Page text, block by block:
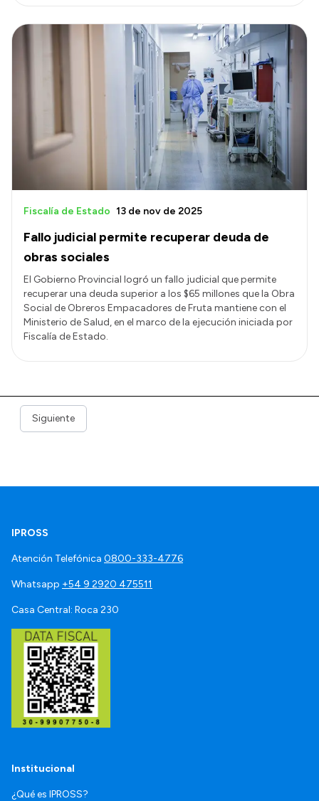
Fallo judicial permite recuperar deuda de
obras sociales
Fiscalía de Estado 13 de nov de 2025
El Gobierno Provincial logró un fallo judicial que permite
recuperar una deuda superior a los $65 millones que la Obra
Social de Obreros Empacadores de Fruta mantiene con el
Ministerio de Salud, en el marco de la ejecución iniciada por
Fiscalía de Estado.
Siguiente
IPROSS
Atención Telefónica 0800-333-4776
Whatsapp +54 9 2920 475511
Casa Central: Roca 230
Institucional
¿Qué es IPROSS?